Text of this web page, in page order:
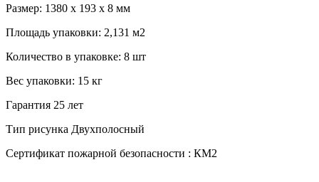
Размер: 1380 х 193 х 8 мм
Площадь упаковки: 2,131 м2
Количество в упаковке: 8 шт
Вес упаковки: 15 кг
Гарантия 25 лет
Тип рисунка Двухполосный
Сертификат пожарной безопасности : КМ2